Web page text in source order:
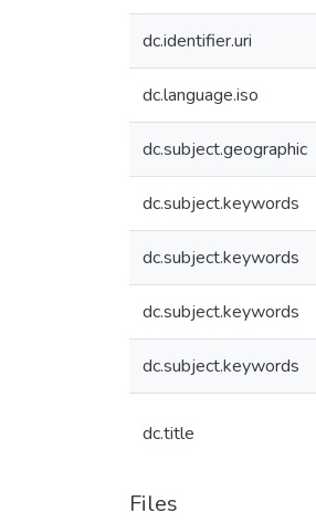
dc.identifier.uri
dc.language.iso
dc.subject.geographic
dc.subject.keywords
dc.subject.keywords
dc.subject.keywords
dc.subject.keywords
dc.title
Files